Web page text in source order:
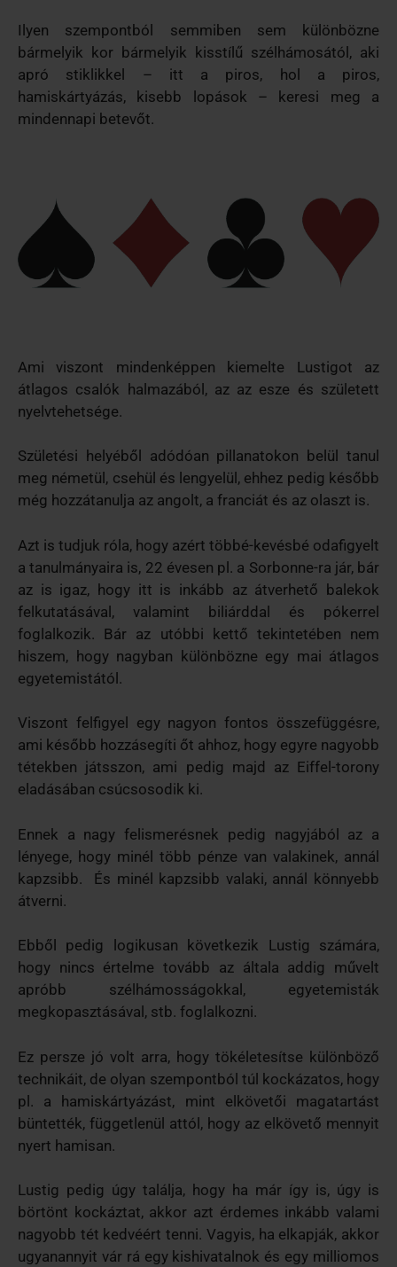
Ilyen szempontból semmiben sem különbözne
bármelyik kor bármelyik kisstílű szélhámosától, aki
apró stiklikkel – itt a piros, hol a piros,
hamiskártyázás, kisebb lopások – keresi meg a
mindennapi betevőt.
Ami viszont mindenképpen kiemelte Lustigot az
átlagos csalók halmazából, az az esze és született
nyelvtehetsége.
Születési helyéből adódóan pillanatokon belül tanul
meg németül, csehül és lengyelül, ehhez pedig később
még hozzátanulja az angolt, a franciát és az olaszt is.
Azt is tudjuk róla, hogy azért többé-kevésbé odafigyelt
a tanulmányaira is, 22 évesen pl. a Sorbonne-ra jár, bár
az is igaz, hogy itt is inkább az átverhető balekok
felkutatásával, valamint biliárddal és pókerrel
foglalkozik. Bár az utóbbi kettő tekintetében nem
hiszem, hogy nagyban különbözne egy mai átlagos
egyetemistától.
Viszont felfigyel egy nagyon fontos összefüggésre,
ami később hozzásegíti őt ahhoz, hogy egyre nagyobb
tétekben játsszon, ami pedig majd az Eiffel-torony
eladásában csúcsosodik ki.
Ennek a nagy felismerésnek pedig nagyjából az a
lényege, hogy minél több pénze van valakinek, annál
kapzsibb. És minél kapzsibb valaki, annál könnyebb
átverni.
Ebből pedig logikusan következik Lustig számára,
hogy nincs értelme tovább az általa addig művelt
apróbb szélhámosságokkal, egyetemisták
megkopasztásával, stb. foglalkozni.
Ez persze jó volt arra, hogy tökéletesítse különböző
technikáit, de olyan szempontból túl kockázatos, hogy
pl. a hamiskártyázást, mint elkövetői magatartást
büntették, függetlenül attól, hogy az elkövető mennyit
nyert hamisan.
Lustig pedig úgy találja, hogy ha már így is, úgy is
börtönt kockáztat, akkor azt érdemes inkább valami
nagyobb tét kedvéért tenni. Vagyis, ha elkapják, akkor
ugyanannyit vár rá egy kishivatalnok és egy milliomos